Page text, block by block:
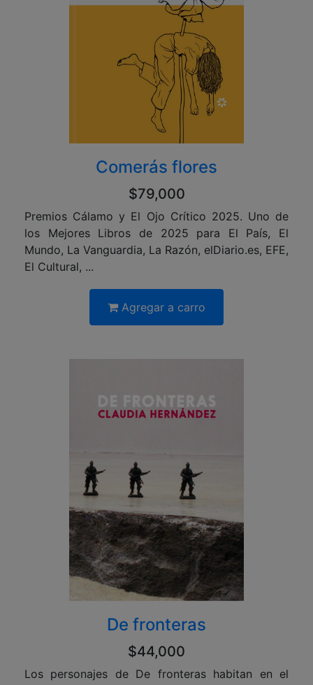
Comerás flores
$79,000
Premios Cálamo y El Ojo Crítico 2025. Uno de
los Mejores Libros de 2025 para El País, El
Mundo, La Vanguardia, La Razón, elDiario.es, EFE,
El Cultural, ...
Agregar a carro
De fronteras
$44,000
Los personajes de De fronteras habitan en el